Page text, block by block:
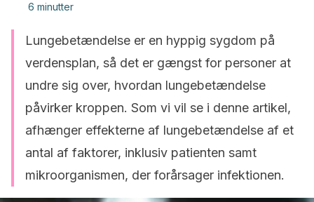
6 minutter
Lungebetændelse er en hyppig sygdom på
verdensplan, så det er gængst for personer at
undre sig over, hvordan lungebetændelse
påvirker kroppen. Som vi vil se i denne artikel,
afhænger effekterne af lungebetændelse af et
antal af faktorer, inklusiv patienten samt
mikroorganismen, der forårsager infektionen.